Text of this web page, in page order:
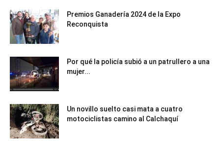
Premios Ganadería 2024 de la Expo
Reconquista
Por qué la policía subió a un patrullero a una
mujer...
Un novillo suelto casi mata a cuatro
motociclistas camino al Calchaquí